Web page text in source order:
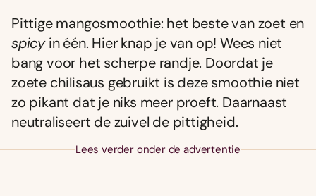
Pittige mangosmoothie: het beste van zoet en
spicyin één. Hier knap je van op! Wees niet
bang voor het scherpe randje. Doordat je
zoete chilisaus gebruikt is deze smoothie niet
zo pikant dat je niks meer proeft. Daarnaast
neutraliseert de zuivel de pittigheid.
Lees verder onder de advertentie